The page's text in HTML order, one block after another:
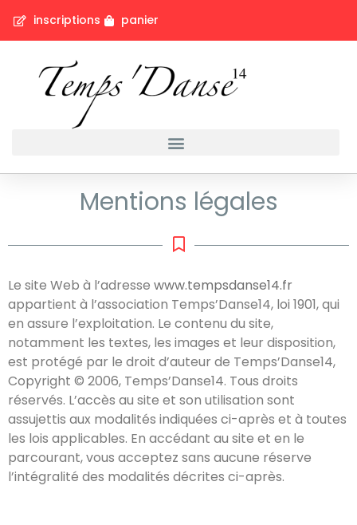
inscriptions panier
Mentions légales
Le site Web à l’adresse www.tempsdanse14.fr
appartient à l’association Temps’Danse14, loi 1901, qui
en assure l’exploitation. Le contenu du site,
notamment les textes, les images et leur disposition,
est protégé par le droit d’auteur de Temps’Danse14,
Copyright © 2006, Temps’Danse14. Tous droits
réservés. L’accès au site et son utilisation sont
assujettis aux modalités indiquées ci-après et à toutes
les lois applicables. En accédant au site et en le
parcourant, vous acceptez sans aucune réserve
l’intégralité des modalités décrites ci-après.